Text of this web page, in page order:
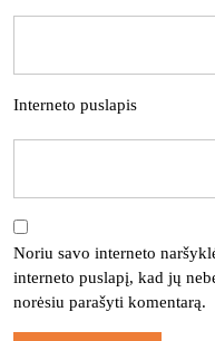
Interneto puslapis
Noriu savo interneto
interneto puslapį, kad jų
norėsiu parašyti komentarą.